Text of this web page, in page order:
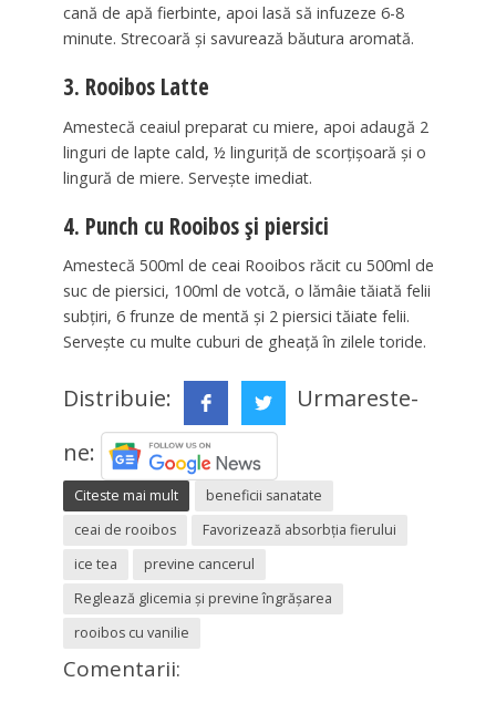
cană de apă fierbinte, apoi lasă să infuzeze 6-8
minute. Strecoară și savurează băutura aromată.
3. Rooibos Latte
Amestecă ceaiul preparat cu miere, apoi adaugă 2
linguri de lapte cald, ½ linguriță de scorțișoară și o
lingură de miere. Servește imediat.
4. Punch cu Rooibos și piersici
Amestecă 500ml de ceai Rooibos răcit cu 500ml de
suc de piersici, 100ml de votcă, o lămâie tăiată felii
subțiri, 6 frunze de mentă și 2 piersici tăiate felii.
Servește cu multe cuburi de gheață în zilele toride.
Distribuie:
Urmareste-
ne:
Citeste mai mult
beneficii sanatate
ceai de rooibos
Favorizează absorbția fierului
ice tea
previne cancerul
Reglează glicemia și previne îngrășarea
rooibos cu vanilie
Comentarii: